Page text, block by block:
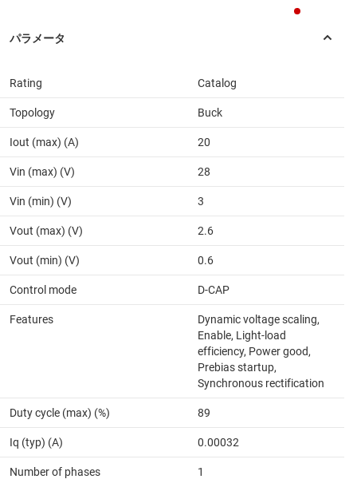
Rating Catalog
Topology Buck
Iout (max) (A) 20
Vin (max) (V) 28
Vin (min) (V) 3
Vout (max) (V) 2.6
Vout (min) (V) 0.6
Control mode D-CAP
Features
Dynamic voltage scaling,
Enable, Light-load
efficiency, Power good,
Prebias startup,
Synchronous rectification
Duty cycle (max) (%) 89
Iq (typ) (A) 0.00032
Number of phases 1